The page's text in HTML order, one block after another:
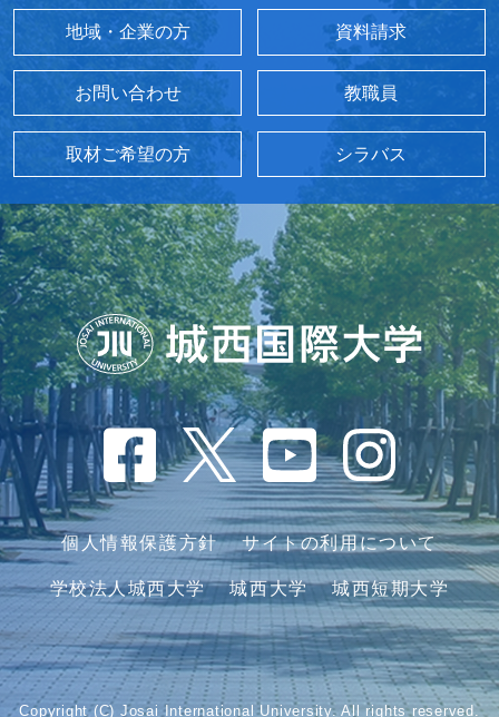
地域・企業の方 資料請求
お問い合わせ 教職員
取材ご希望の方 シラバス
個人情報保護方針 サイトの利用について
学校法人城西大学 城西大学 城西短期大学
Copyright (C) Josai International University. All rights reserved.